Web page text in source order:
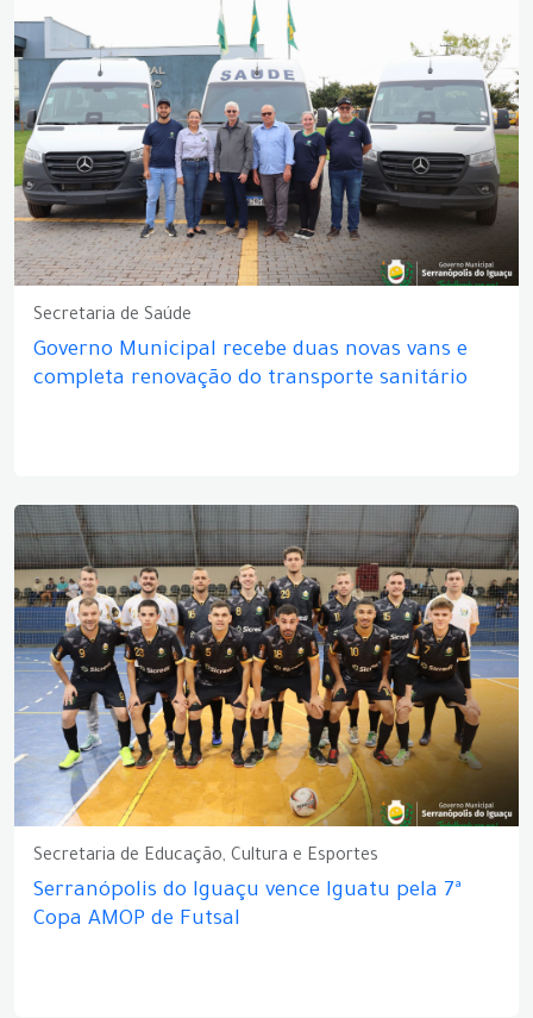
Secretaria de Saúde
Governo Municipal recebe duas novas vans e
completa renovação do transporte sanitário
Secretaria de Educação, Cultura e Esportes
Serranópolis do Iguaçu vence Iguatu pela 7ª
Copa AMOP de Futsal